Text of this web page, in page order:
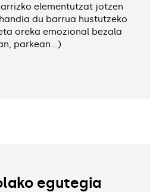
elementutzat jotzen
du barrua hustutzeko
oreka emozional bezala
parkean…)
egutegia